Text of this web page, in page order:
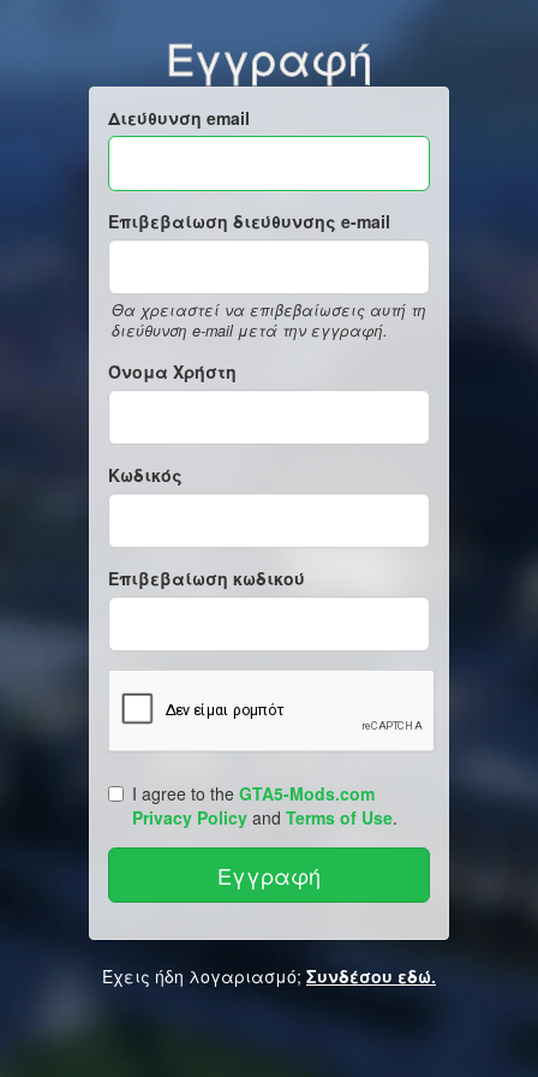
Εγγραφή
Διεύθυνση email
Επιβεβαίωση διεύθυνσης e-mail
Θα χρειαστεί να επιβεβαίωσεις αυτή τη
διεύθυνση e-mail μετά την εγγραφή.
Όνομα Χρήστη
Κωδικός
Επιβεβαίωση κωδικού
I agree to the GTA5-Mods.com
Privacy Policy and Terms of Use.
Έχεις ήδη λογαριασμό; Συνδέσου εδώ.